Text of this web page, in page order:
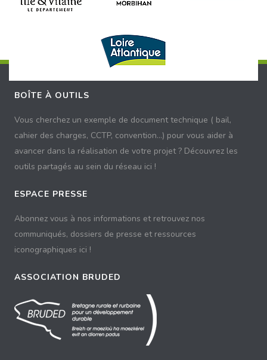
BOÎTE À OUTILS
Vous cherchez un exemple de document technique ( bail,
cahier des charges, CCTP, convention...) pour vous aider à
avancer dans la réalisation de votre projet ? Découvrez les
outils partagés au sein du réseau ici !
ESPACE PRESSE
Abonnez vous à nos informations et retrouvez nos
communiqués, dossiers de presse et ressources
iconographiques ici !
ASSOCIATION BRUDED